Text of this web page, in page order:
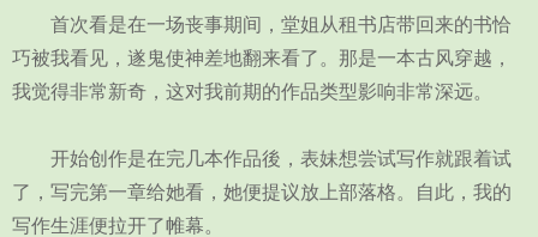
首次看是在一场丧事期间，堂姐从租书店带回来的书恰
巧被我看见，遂鬼使神差地翻来看了。那是一本古风穿越，
我觉得非常新奇，这对我前期的作品类型影响非常深远。
开始创作是在完几本作品後，表妹想尝试写作就跟着试
了，写完第一章给她看，她便提议放上部落格。自此，我的
写作生涯便拉开了帷幕。